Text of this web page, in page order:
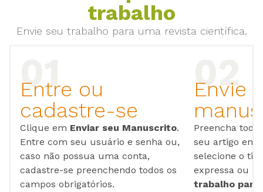
trabalho
Envie seu trabalho para uma revista científica.
Entre ou
cadastre-se
Clique em Enviar seu Manuscrito.
Entre com seu usuário e senha ou,
caso não possua uma conta,
cadastre-se preenchendo todos os
campos obrigatórios.
Envie
Preencha
seu artigo em
selecione o
expressa ou
trabalho para